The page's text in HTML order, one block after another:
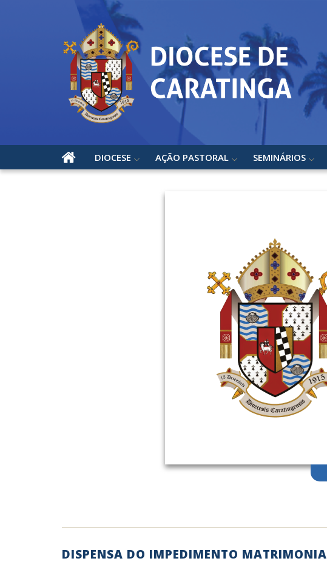
DIOCESE AÇÃO PASTORAL SEMINÁRIOS
DISPENSA DO IMPEDIMENTO